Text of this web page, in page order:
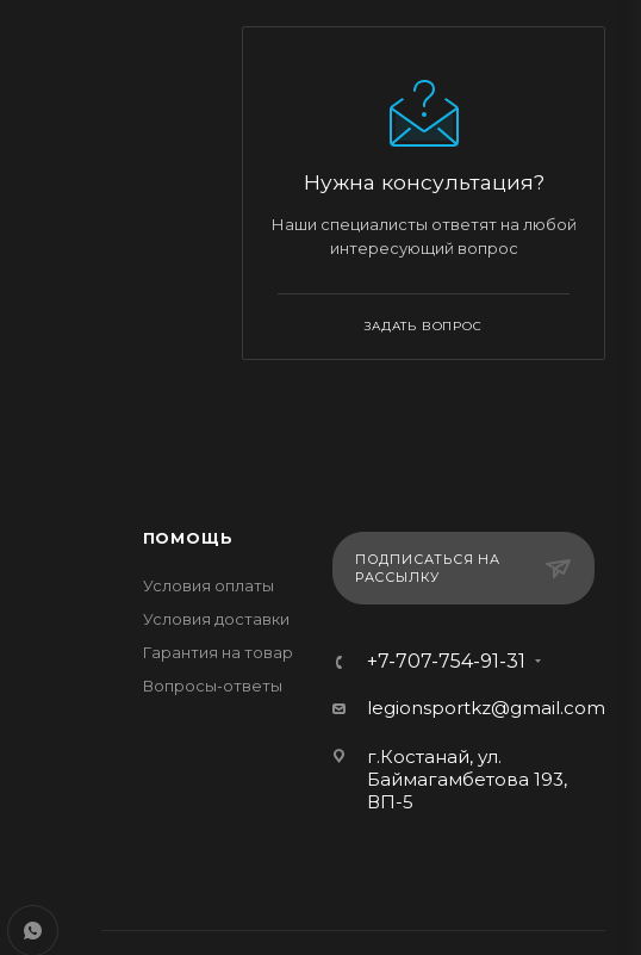
Нужна консультация?
Наши специалисты ответят на любой
интересующий вопрос
ЗАДАТЬ ВОПРОС
ПОМОЩЬ
Условия оплаты
Условия доставки
Гарантия на товар
Вопросы-ответы
ПОДПИСАТЬСЯ НА
РАССЫЛКУ
+7-707-754-91-31
legionsportkz@gmail.com
г.Костанай, ул.
Баймагамбетова 193,
ВП-5